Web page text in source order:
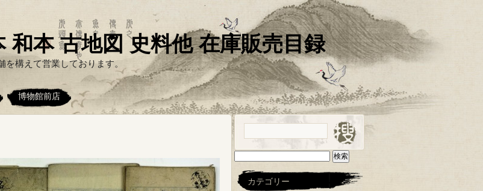
和本 古地図 史料他 在庫販売目録
構えて営業しております。
博物館前店
検
カテゴリー